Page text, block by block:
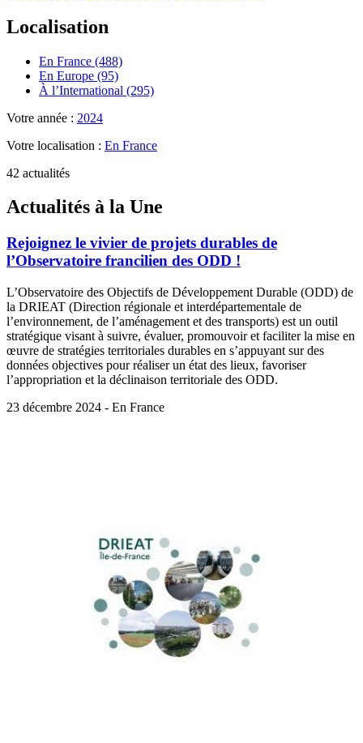
Localisation
En France (488)
En Europe (95)
À l’International (295)
Votre année : 2024
Votre localisation : En France
42 actualités
Actualités à la Une
Rejoignez le vivier de projets durables de
l’Observatoire francilien des ODD !
L’Observatoire des Objectifs de Développement Durable (ODD) de
la DRIEAT (Direction régionale et interdépartementale de
l’environnement, de l’aménagement et des transports) est un outil
stratégique visant à suivre, évaluer, promouvoir et faciliter la mise en
œuvre de stratégies territoriales durables en s’appuyant sur des
données objectives pour réaliser un état des lieux, favoriser
l’appropriation et la déclinaison territoriale des ODD.
23 décembre 2024 - En France